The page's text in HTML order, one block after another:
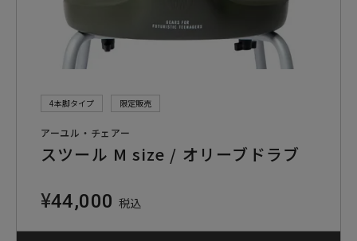
4本脚タイプ 限定販売
アーユル・チェアー
スツール M size / オリーブドラブ
¥44,000 税込